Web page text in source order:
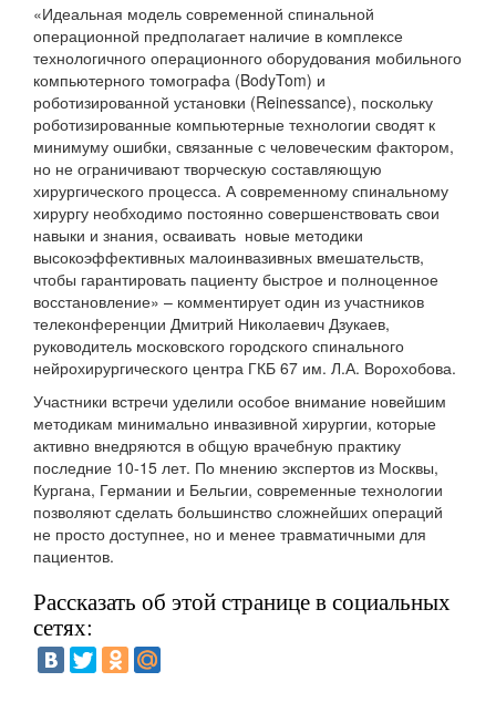
«Идеальная модель современной спинальной
операционной предполагает наличие в комплексе
технологичного операционного оборудования мобильного
компьютерного томографа (BodyTom) и
роботизированной установки (Reinessance), поскольку
роботизированные компьютерные технологии сводят к
минимуму ошибки, связанные с человеческим фактором,
но не ограничивают творческую составляющую
хирургического процесса. А современному спинальному
хирургу необходимо постоянно совершенствовать свои
навыки и знания, осваивать новые методики
высокоэффективных малоинвазивных вмешательств,
чтобы гарантировать пациенту быстрое и полноценное
восстановление» – комментирует один из участников
телеконференции Дмитрий Николаевич Дзукаев,
руководитель московского городского спинального
нейрохирургического центра ГКБ 67 им. Л.А. Ворохобова.
Участники встречи уделили особое внимание новейшим
методикам минимально инвазивной хирургии, которые
активно внедряются в общую врачебную практику
последние 10-15 лет. По мнению экспертов из Москвы,
Кургана, Германии и Бельгии, современные технологии
позволяют сделать большинство сложнейших операций
не просто доступнее, но и менее травматичными для
пациентов.
Рассказать об этой странице в социальных
сетях: